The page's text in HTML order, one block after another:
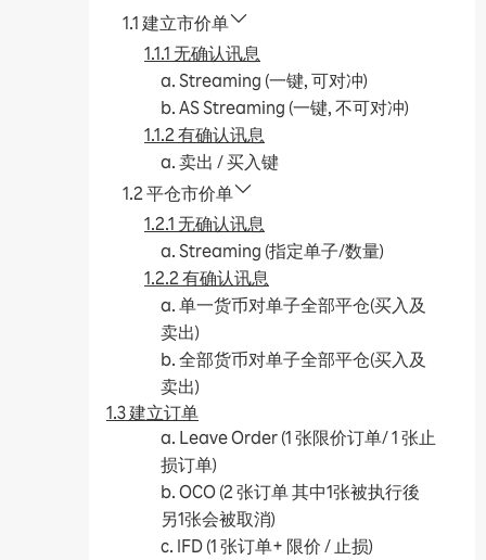
1.1 建立市价单
1.1.1 无确认讯息
a. Streaming (一键, 可对冲)
b. AS Streaming (一键, 不可对冲)
1.1.2 有确认讯息
a. 卖出 / 买入键
1.2 平仓市价单
1.2.1 无确认讯息
a. Streaming (指定单子/数量)
1.2.2 有确认讯息
a. 单一货币对单子全部平仓(买入及
卖出)
b. 全部货币对单子全部平仓(买入及
卖出)
1.3 建立订单
a. Leave Order (1 张限价订单/ 1 张止
损订单)
b. OCO (2 张订单 其中1张被执行後
另1张会被取消)
c. IFD (1 张订单+ 限价 / 止损)